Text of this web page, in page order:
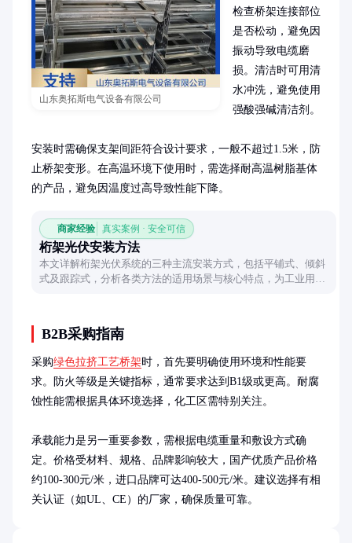
山东奥拓斯电气设备有限公司
检查桥架连接部位
是否松动，避免因
振动导致电缆磨
损。清洁时可用清
水冲洗，避免使用
强酸强碱清洁剂。
安装时需确保支架间距符合设计要求，一般不超过1.5米，防
止桥架变形。在高温环境下使用时，需选择耐高温树脂基体
的产品，避免因温度过高导致性能下降。
商家经验 真实案例 · 安全可信
桁架光伏安装方法
本文详解桁架光伏系统的三种主流安装方式，包括平铺式、倾斜
式及跟踪式，分析各类方法的适用场景与核心特点，为工业用户
B2B采购指南
采购绿色拉挤工艺桥架时，首先要明确使用环境和性能要
求。防火等级是关键指标，通常要求达到B1级或更高。耐腐
蚀性能需根据具体环境选择，化工区需特别关注。
承载能力是另一重要参数，需根据电缆重量和敷设方式确
定。价格受材料、规格、品牌影响较大，国产优质产品价格
约100-300元/米，进口品牌可达400-500元/米。建议选择有相
关认证（如UL、CE）的厂家，确保质量可靠。